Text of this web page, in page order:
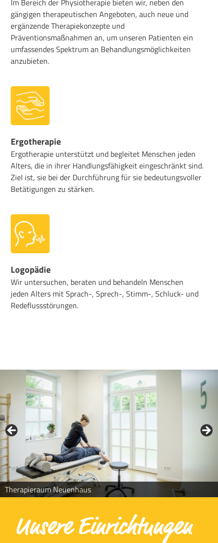
Im Bereich der Physiotherapie bieten wir, neben den
gängigen therapeutischen Angeboten, auch neue und
ergänzende Therapiekonzepte und
Präventionsmaßnahmen an, um unseren Patienten ein
umfassendes Spektrum an Behandlungsmöglichkeiten
anzubieten.
Ergotherapie
Ergotherapie unterstützt und begleitet Menschen jeden
Alters, die in ihrer Handlungsfähigkeit eingeschränkt sind.
Ziel ist, sie bei der Durchführung für sie bedeutungsvoller
Betätigungen zu stärken.
Logopädie
Wir untersuchen, beraten und behandeln Menschen
jeden Alters mit Sprach-, Sprech-, Stimm-, Schluck- und
Redeflussstörungen.
Therapieraum Neuenhaus
Unsere Einrichtungen